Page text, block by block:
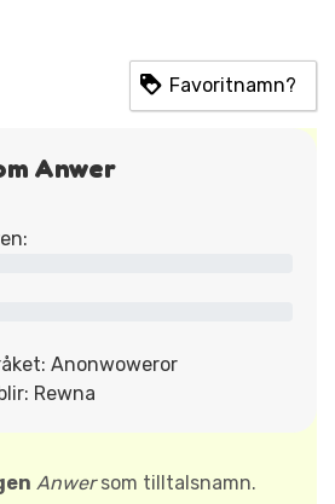
Favoritnamn?
Anwer
Anonwoweror
Rewna
Anwersom tilltalsnamn.